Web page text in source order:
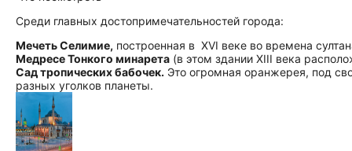
Среди главных до­сто­при­ме­ча­тель­но­стей города:
Мечеть Селимие, построенная в XVI веке во времена
Медресе Тонкого минарета (в этом здании XIII века
Сад тропических бабочек. Это огромная оранжерея, под
разных уголков планеты.